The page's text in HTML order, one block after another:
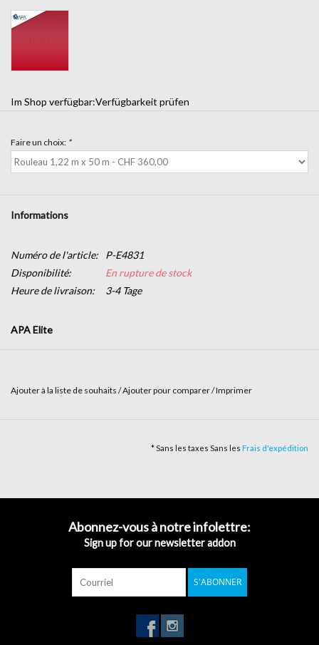
Im Shop verfügbar:Verfügbarkeit prüfen
Faire un choix: *
Informations
Numéro de l'article:
P-E4831
Disponibilité:
En rupture de stock
Heure de livraison:
3-4 Tage
APA Elite
Convient pour la décoration de vitrines, enseignes, véhicules,
Adhésif: éco-acrylique permanent à haute cohésion.
Épaisseur du film: 75 µm
Ajouter à la liste de souhaits /Ajouter pour comparer/Imprimer
* Sans les taxes Sans les Frais d'expédition
Abonnez-vous à notre infolettre:
Sign up for our newsletter addon
S'ABONNER